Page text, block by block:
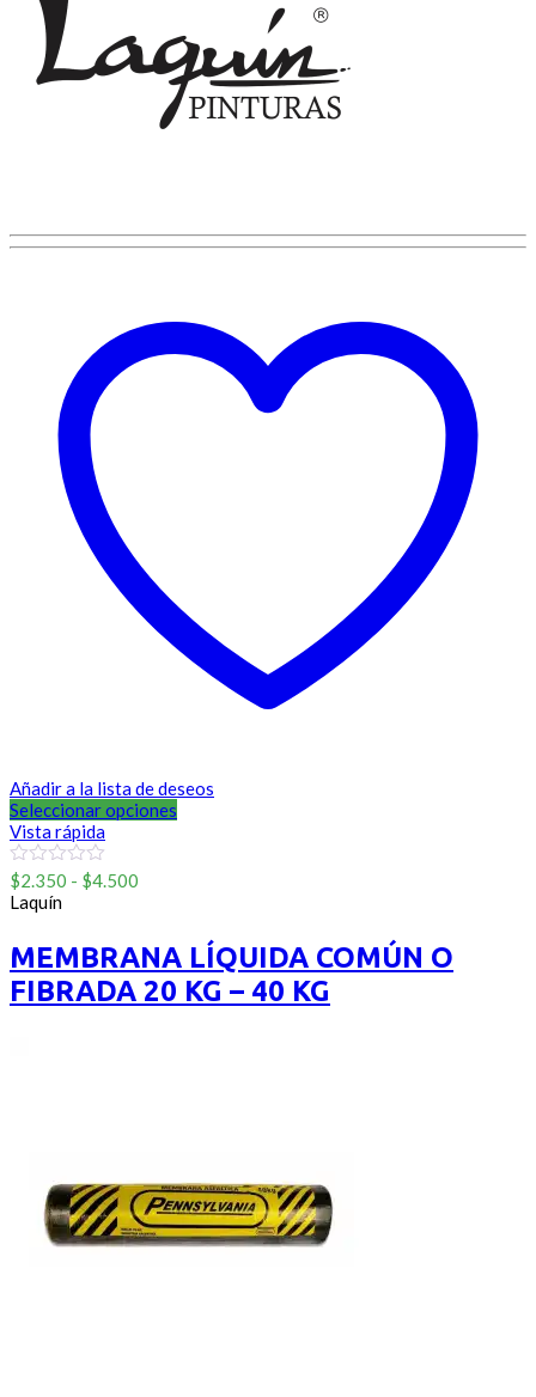
Añadir a la lista de deseos
Seleccionar opciones
Vista rápida
0
out
of
$2.350 - $4.500
desde
$2.350
hasta
$4.500
Laquín
MEMBRANA LÍQUIDA COMÚN O
FIBRADA 20 KG – 40 KG